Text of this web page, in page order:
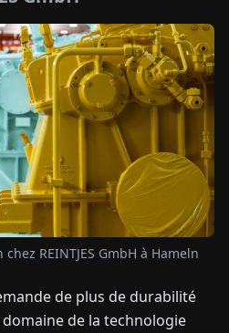
REINTJES GmbH à Hameln
de plus de durabilité
de la technologie